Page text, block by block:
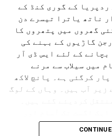
کے گوری کنڈ کے
ناتھ یاترا تیسرے دن
گھروں میں پتھروں کا
گاڑیوں کے بہنے کی
کے لئے ایس ڈی آر
میں سیلاب سے مرنے
کرگئی ہے۔ پانچ لاکھ
زیر آب ہیں۔ وہاں کے لوگ
بارش اور بجلی گرنے کے